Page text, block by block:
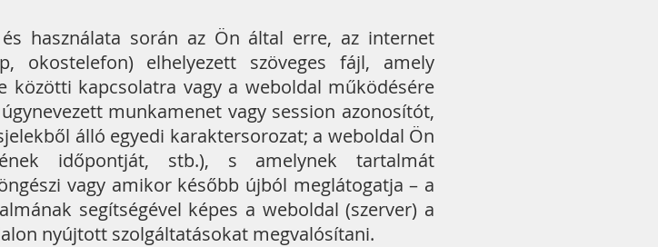
használata során az Ön által erre, az internet
okostelefon) elhelyezett szöveges fájl, amely
közötti kapcsolatra vagy a weboldal működésére
munkamenet vagy session azonosítót,
álló egyedi karaktersorozat; a weboldal Ön
időpontját, stb.), s amelynek tartalmát
vagy amikor később újból meglátogatja – a
segítségével képes a weboldal (szerver) a
nyújtott szolgáltatásokat megvalósítani.